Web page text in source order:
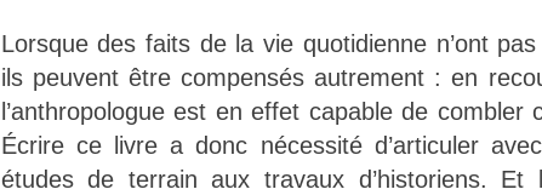
Lorsque des faits de la vie quotidienne n’ont
ils peuvent être compensés autrement : en
l’anthropologue est en effet capable de combler
Écrire ce livre a donc nécessité d’articuler
études de terrain aux travaux d’historiens.